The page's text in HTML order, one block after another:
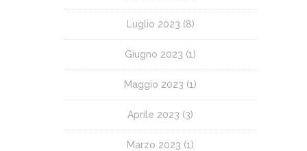
Luglio 2023 (8)
Giugno 2023 (1)
Maggio 2023 (1)
Aprile 2023 (3)
Marzo 2023 (1)